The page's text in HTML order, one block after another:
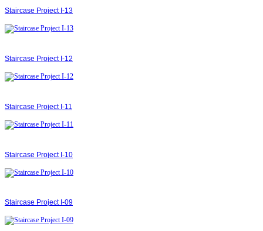
Staircase Project І-13
Staircase Project І-12
Staircase Project І-11
Staircase Project І-10
Staircase Project І-09